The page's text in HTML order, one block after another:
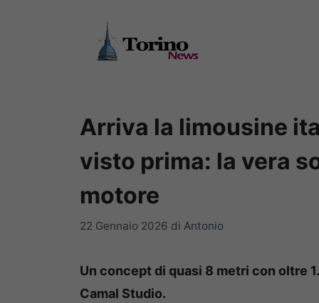
Arriva la limousine
visto prima: la vera
motore
22 Gennaio 2026 di Antonio
Un concept di quasi 8 metri con oltre
Camal Studio.